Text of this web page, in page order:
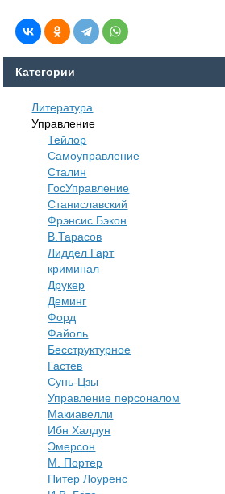
Категории
Литература
Управление
Тейлор
Самоуправление
Сталин
ГосУправление
Станиславский
Фрэнсис Бэкон
В.Тарасов
Лиддел Гарт
криминал
Друкер
Деминг
Форд
Файоль
Бесструктурное
Гастев
Сунь-Цзы
Управление персоналом
Макиавелли
Ибн Халдун
Эмерсон
М. Портер
Питер Лоуренс